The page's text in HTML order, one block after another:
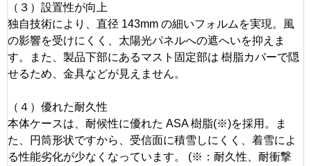
（３）設置性が向上
独自技術により、直径 143mm の細いフォルムを実現。風
の影響を受けにくく、太陽光パネルへの遮へいを抑えま
す。また、製品下部にあるマスト固定部は 樹脂カバーで隠
せるため、金具などが見えません。
（４）優れた耐久性
本体ケースは、耐候性に優れた ASA 樹脂(※)を採用。ま
た、円筒形状ですから、受信面に積雪しにくく、着雪によ
る性能劣化が少なくなっています。 (※：耐久性、耐衝撃